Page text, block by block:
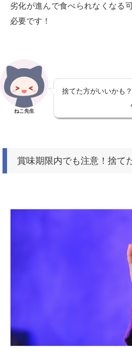
劣化が進んで食べられなくなる
必要です！
ねこ先生
捨てた方がいいかも
賞味期限内でも注意！捨て